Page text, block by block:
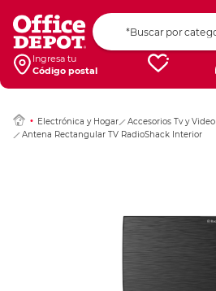
Ingresa tu
Código postal
Electrónica y Hogar
Accesorios Tv y Video
Antena Rectangular TV RadioShack Interior